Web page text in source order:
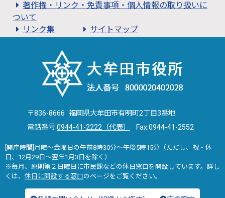
著作権・リンク・免責事項・個人情報の取り扱いに
ついて
リンク集
サイトマップ
〒836-8666 福岡県大牟田市有明町2丁目3番地
電話番号:0944-41-2222（代表） Fax:0944-41-2552
[開庁時間]月曜～金曜日の午前8時30分～午後5時15分（ただし、祝・休
日、12月29日～翌年1月3日を除く）
※毎月、原則第２日曜日に市民課などの休日窓口を開設しています。詳し
くは、 休日に開設する窓口のページをご覧ください。